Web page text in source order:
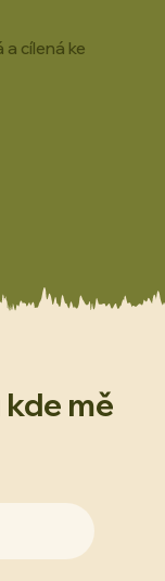
a cílená ke
mě